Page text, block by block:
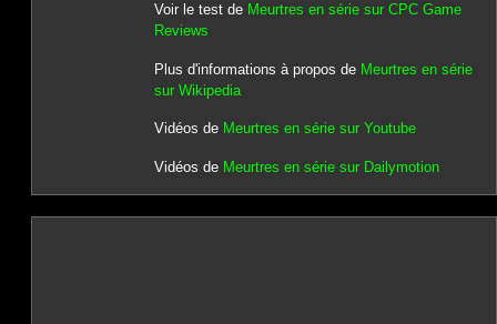
Voir le test de Meurtres en série sur CPC Game
Reviews
Plus d'informations à propos de Meurtres en série
sur Wikipedia
Vidéos de Meurtres en série sur Youtube
Vidéos de Meurtres en série sur Dailymotion